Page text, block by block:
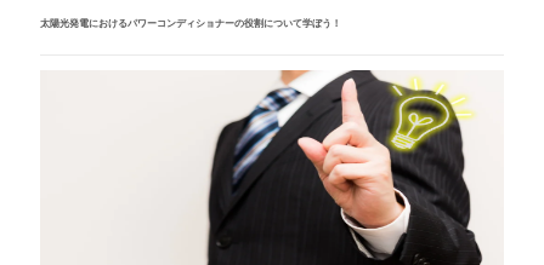
太陽光発電におけるパワーコンディショナーの役割について学ぼう！